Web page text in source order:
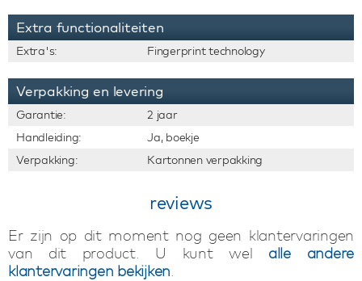
Extra functionaliteiten
Extra's: Fingerprint technology
Verpakking en levering
Garantie:
2 jaar
Handleiding:
Ja, boekje
Verpakking:
Kartonnen verpakking
reviews
Er zijn op dit moment nog geen klantervaringen
van dit product. U kunt wel alle andere
klantervaringen bekijken